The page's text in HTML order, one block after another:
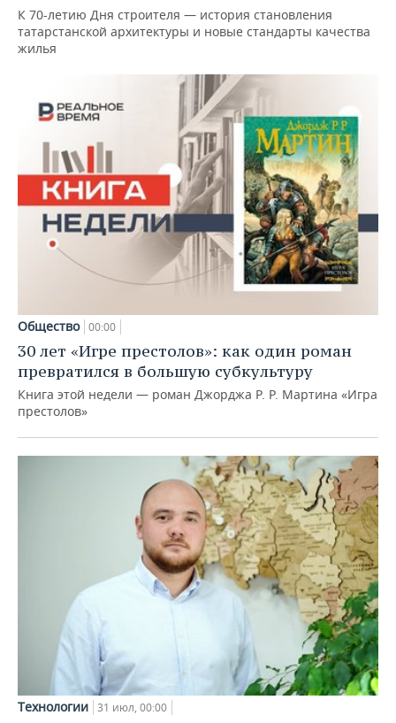
К 70-летию Дня строителя — история становления
татарстанской архитектуры и новые стандарты качества
жилья
Общество 00:00
30 лет «Игре престолов»: как один роман
превратился в большую субкультуру
Книга этой недели — роман Джорджа Р. Р. Мартина «Игра
престолов»
Технологии 31 июл, 00:00